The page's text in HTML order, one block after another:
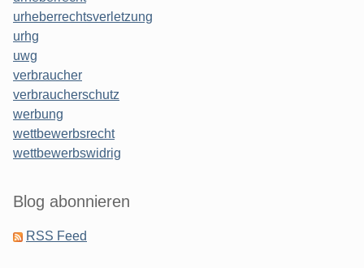
urheberrechtsverletzung
urhg
uwg
verbraucher
verbraucherschutz
werbung
wettbewerbsrecht
wettbewerbswidrig
Blog abonnieren
RSS Feed